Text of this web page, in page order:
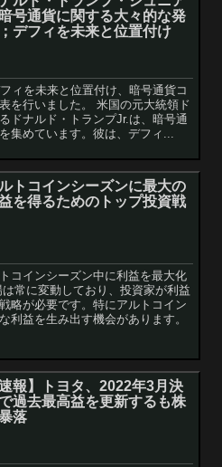
号通貨に関する大々的な発
デフィを未来と位置付け
ィを未来と位置付け、暗号通貨コ
を行いました。 米国の元大統領ド
ドナルド・トランプJr.は、暗号通
集めています。彼は、デフィ...
トコインシーズンに最大の
を得るためのトップ投資戦
コインシーズン中に利益を最大化
常に変動しており、投資家が利益
略が必要です。特にアルトコイン
利益を生み出す機会があります。
速報】トヨタ、2022年3月決
過去最高益を更新するも株
落